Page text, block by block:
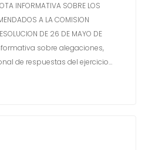
INFORMATIVA SOBRE LOS
A LA COMISION
DE 26 DE MAYO DE
sobre alegaciones,
de respuestas del ejercicio…